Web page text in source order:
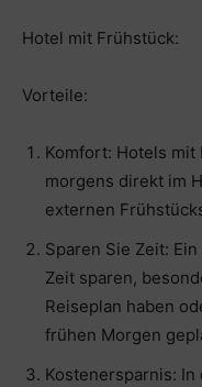
Hotel mit Frühstück:
Vorteile:
Komfort: Hotels
morgens direkt im
externen
Sparen Sie Zeit:
Zeit sparen,
Reiseplan haben
frühen Morgen
Kostenersparnis: